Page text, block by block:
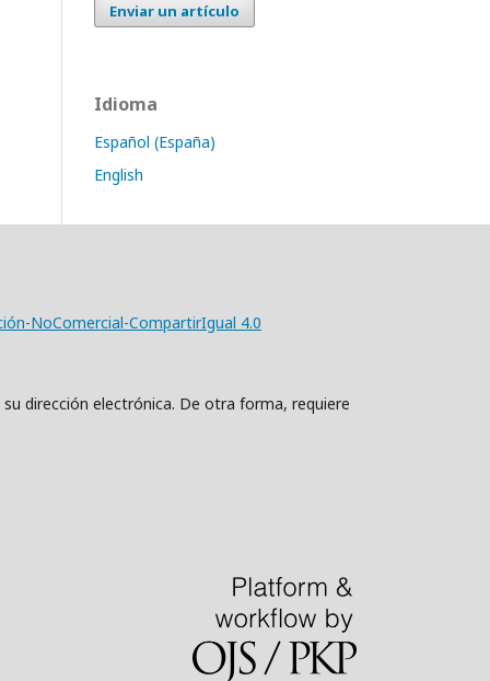
Enviar un artículo
Idioma
Español (España)
English
NoComercial-CompartirIgual 4.0
dirección electrónica. De otra forma, requiere